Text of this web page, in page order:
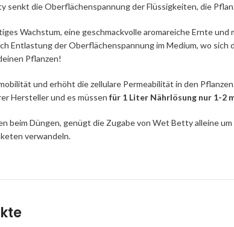
senkt die Oberflächenspannung der Flüssigkeiten, die
Wachstum, eine geschmackvolle aromareiche Ernte
Entlastung der Oberflächenspannung im Medium, wo
Pflanzen!
und erhöht die zellulare Permeabilität in den
Hersteller und es müssen für 1 Liter Nährlösung nur 1-2
beim Düngen, genügt die Zugabe von Wet Betty alleine
verwandeln.